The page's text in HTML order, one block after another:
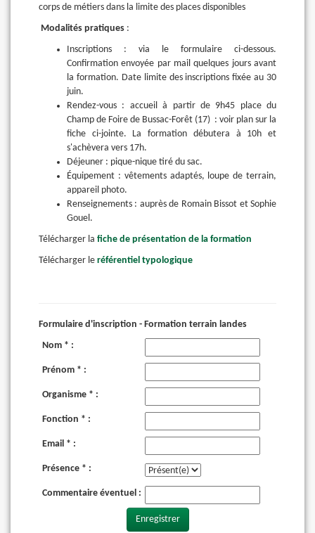
corps de métiers dans la limite des places disponibles
Modalités pratiques :
Inscriptions : via le formulaire ci-dessous.
Confirmation envoyée par mail quelques jours avant
la formation. Date limite des inscriptions fixée au 30
juin.
Rendez-vous : accueil à partir de 9h45 place du
Champ de Foire de Bussac-Forêt (17) : voir plan sur la
fiche ci-jointe. La formation débutera à 10h et
s'achèvera vers 17h.
Déjeuner : pique-nique tiré du sac.
Équipement : vêtements adaptés, loupe de terrain,
appareil photo.
Renseignements : auprès de Romain Bissot et Sophie
Gouel.
Télécharger la fiche de présentation de la formation
Télécharger le référentiel typologique
Formulaire d'inscription - Formation terrain landes
Nom * :
Prénom * :
Organisme * :
Fonction * :
Email * :
Présence * :
Commentaire éventuel :
Enregistrer